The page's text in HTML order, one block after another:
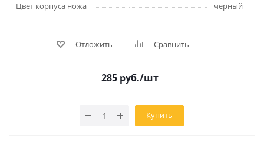
Цвет корпуса ножа
черный
Отложить Сравнить
285руб./шт
Купить